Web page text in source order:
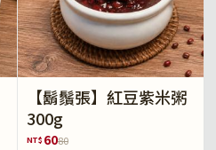
【鬍鬚張】紅豆紫米粥
300g
NT$ 6080